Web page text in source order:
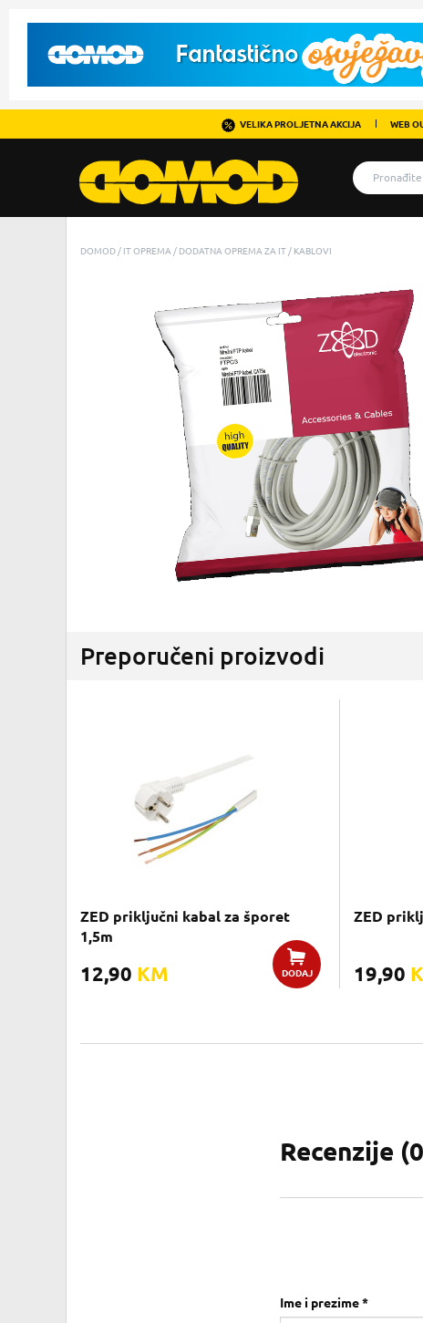
VELIKA PROLJETNA AKCIJA WEB
DOMOD IT OPREMA DODATNA OPREMA ZA IT KABLOVI
Preporučeni proizvodi
ZED priključni kabal za šporet
1,5m
12,90 KM DODAJ
ZED
19,90
Recenzije (0
Ime i prezime *